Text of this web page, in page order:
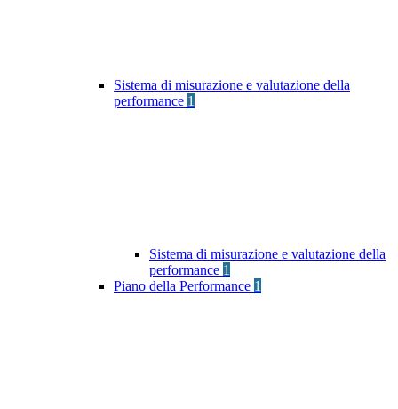
Sistema di misurazione e valutazione della
performance 1
Sistema di misurazione e valutazione della
performance 1
Piano della Performance 1